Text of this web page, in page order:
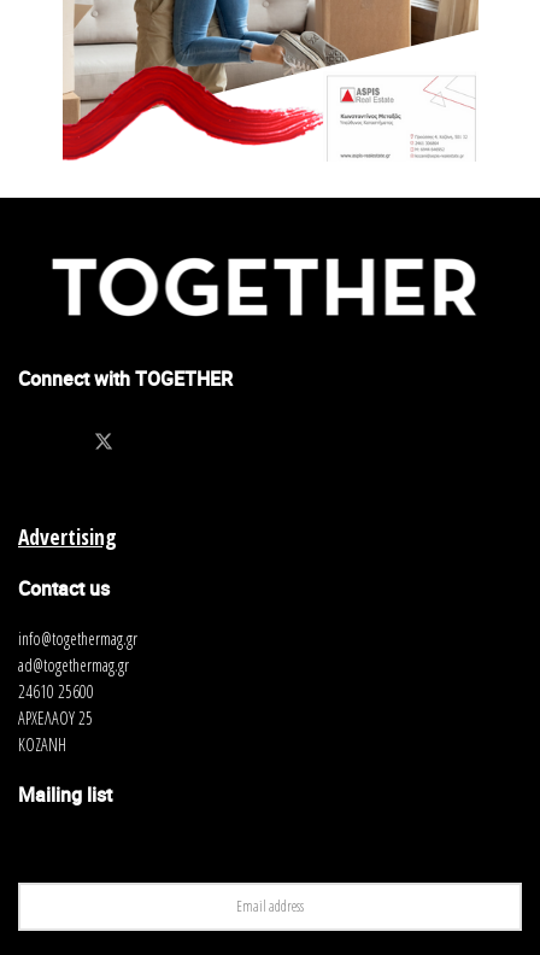
Connect with TOGETHER
Advertising
Contact us
info@togethermag.gr
ad@togethermag.gr
24610 25600
ΑΡΧΕΛΑΟΥ 25
ΚΟΖΑΝΗ
Mailing list